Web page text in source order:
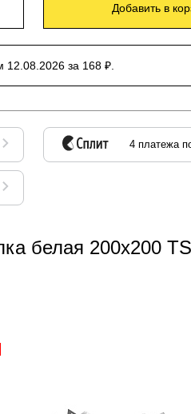
Добавить в
12.08.2026 за 168 ₽.
4 платежа
белая 200x200